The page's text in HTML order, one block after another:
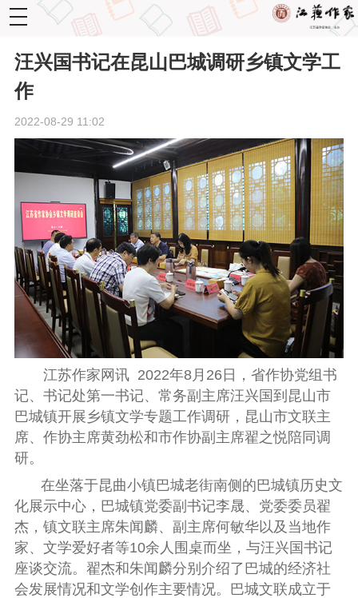
toggle
navigation
汪兴国书记在昆山巴城调研乡镇文学工
作
2022-08-29 11:02
江苏作家网讯 2022年8月26日，省作协党组书
记、书记处第一书记、常务副主席汪兴国到昆山市
巴城镇开展乡镇文学专题工作调研，昆山市文联主
席、作协主席黄劲松和市作协副主席翟之悦陪同调
研。
在坐落于昆曲小镇巴城老街南侧的巴城镇历史文
化展示中心，巴城镇党委副书记李晟、党委委员翟
杰，镇文联主席朱闻麟、副主席何敏华以及当地作
家、文学爱好者等10余人围桌而坐，与汪兴国书记
座谈交流。 翟杰和朱闻麟分别介绍了巴城的经济社
会发展情况和文学创作主要情况。巴城文联成立于